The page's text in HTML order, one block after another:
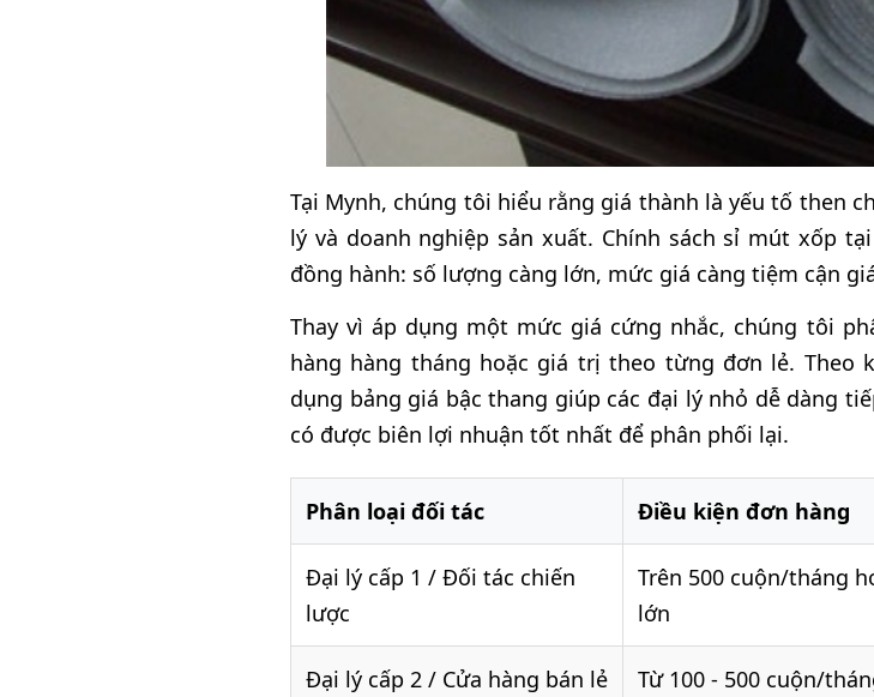
Tại Mynh, chúng tôi hiểu rằng giá thành là yếu tố then
lý và doanh nghiệp sản xuất. Chính sách sỉ mút xốp
đồng hành: số lượng càng lớn, mức giá càng tiệm cận
Thay vì áp dụng một mức giá cứng nhắc, chúng tôi
hàng hàng tháng hoặc giá trị theo từng đơn lẻ. Theo
dụng bảng giá bậc thang giúp các đại lý nhỏ dễ dàng
có được biên lợi nhuận tốt nhất để phân phối lại.
Phân loại đối tác Điều kiện đơn hàng
Đại lý cấp 1 / Đối tác chiến
lược
Trên 500 cuộn/tháng
lớn
Đại lý cấp 2 / Cửa hàng bán lẻ Từ 100 - 500 cuộn/